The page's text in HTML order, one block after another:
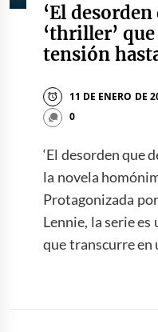
‘El
‘thriller’
tensión
11 DE ENERO DE
0
‘El desorden que
la novela
Protagonizada
Lennie, la serie es
que transcurre en